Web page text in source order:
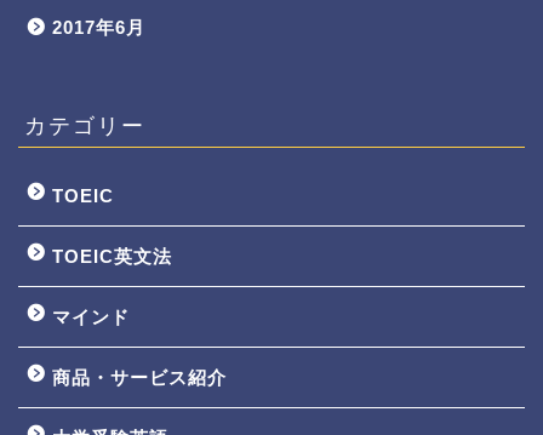
2017年6月
カテゴリー
TOEIC
TOEIC英文法
マインド
商品・サービス紹介